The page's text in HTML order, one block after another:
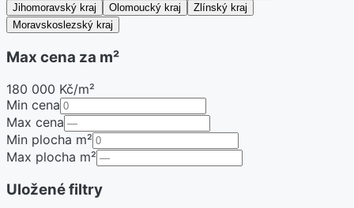
Jihomoravský kraj
Olomoucký kraj
Zlínský kraj
Moravskoslezský kraj
Max cena za m²
180 000 Kč/m²
Min cena
Max cena
Min plocha m²
Max plocha m²
Uložené filtry